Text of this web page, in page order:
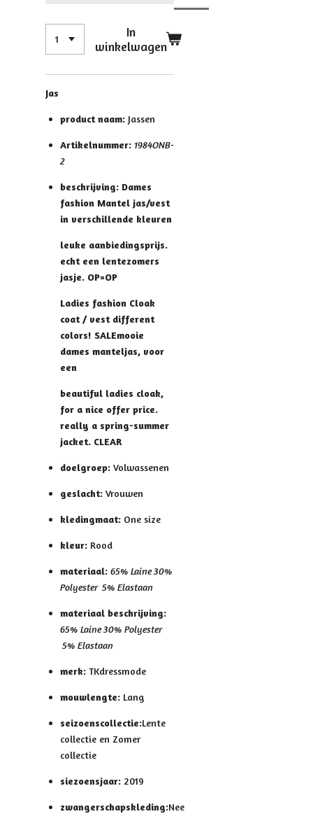
In
winkelwagen
Jas
product naam: Jassen
Artikelnummer: 1984ONB-
2
beschrijving: Dames
fashion Mantel jas/vest
in verschillende kleuren
leuke aanbiedingsprijs.
echt een lentezomers
jasje. OP=OP
Ladies fashion Cloak
coat / vest different
colors! SALEmooie
dames manteljas, voor
een
beautiful ladies cloak,
for a nice offer price.
really a spring-summer
jacket. CLEAR
doelgroep: Volwassenen
geslacht: Vrouwen
kledingmaat: One size
kleur: Rood
materiaal: 65% Laine 30%
Polyester 5% Elastaan
materiaal beschrijving:
65% Laine 30% Polyester
5% Elastaan
merk: TKdressmode
mouwlengte: Lang
seizoenscollectie:Lente
collectie en Zomer
collectie
siezoensjaar: 2019
zwangerschapskleding:Nee